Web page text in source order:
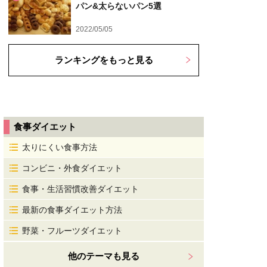
パン&太らないパン5選
2022/05/05
ランキングをもっと見る
食事ダイエット
太りにくい食事方法
コンビニ・外食ダイエット
食事・生活習慣改善ダイエット
最新の食事ダイエット方法
野菜・フルーツダイエット
他のテーマも見る